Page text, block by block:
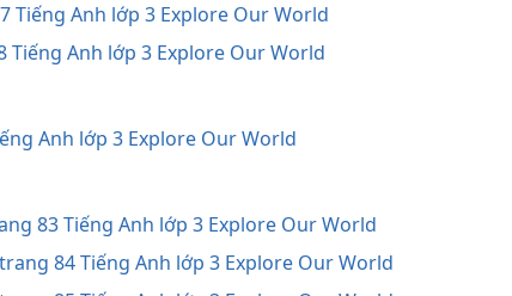
Tiếng Anh lớp 3 Explore Our World
Tiếng Anh lớp 3 Explore Our World
Anh lớp 3 Explore Our World
83 Tiếng Anh lớp 3 Explore Our World
84 Tiếng Anh lớp 3 Explore Our World